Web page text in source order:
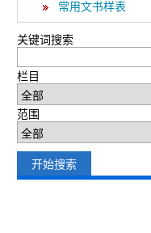
常用文书样表
关键词搜索
栏目
范围